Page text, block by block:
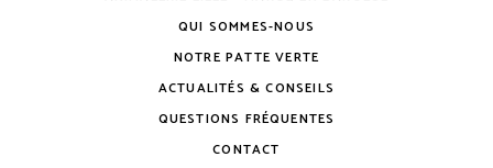
QUI SOMMES-NOUS
NOTRE PATTE VERTE
ACTUALITÉS & CONSEILS
QUESTIONS FRÉQUENTES
CONTACT